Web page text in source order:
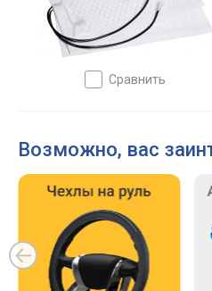
сравнить
Возможно, вас